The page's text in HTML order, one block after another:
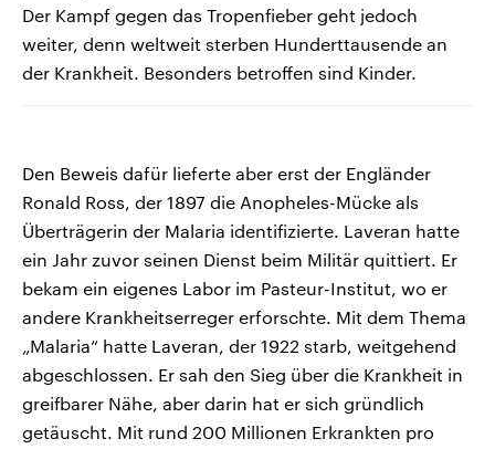
Der Kampf gegen das Tropenfieber geht jedoch
weiter, denn weltweit sterben Hunderttausende an
der Krankheit. Besonders betroffen sind Kinder.
Den Beweis dafür lieferte aber erst der Engländer
Ronald Ross, der 1897 die Anopheles-Mücke als
Überträgerin der Malaria identifizierte. Laveran hatte
ein Jahr zuvor seinen Dienst beim Militär quittiert. Er
bekam ein eigenes Labor im Pasteur-Institut, wo er
andere Krankheitserreger erforschte. Mit dem Thema
„Malaria“ hatte Laveran, der 1922 starb, weitgehend
abgeschlossen. Er sah den Sieg über die Krankheit in
greifbarer Nähe, aber darin hat er sich gründlich
getäuscht. Mit rund 200 Millionen Erkrankten pro